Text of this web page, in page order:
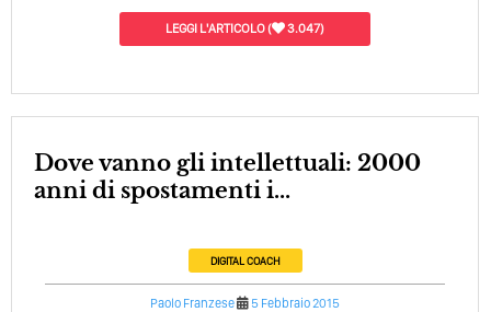
LEGGI L'ARTICOLO( 3.047)
Dove vanno gli intellettuali: 2000
anni di spostamenti i...
DIGITAL COACH
Paolo Franzese 5 Febbraio 2015